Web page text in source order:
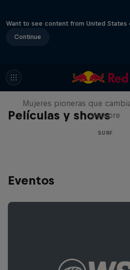
Want to see content from United States
Continue
Películas y shows
NOW
Mujeres pioneras que
siempre
SURF
Eventos